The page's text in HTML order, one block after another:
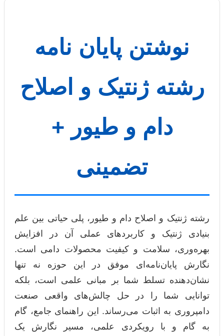
نوشتن پایان نامه
رشته ژنتیک و اصلاح
دام و طیور +
تضمینی
رشته ژنتیک و اصلاح دام و طیور، پلی حیاتی بین علم
بنیادی ژنتیک و کاربردهای عملی آن در افزایش
بهره‌وری، سلامت و کیفیت محصولات دامی است.
نگارش پایان‌نامه‌ای موفق در این حوزه نه تنها
نشان‌دهنده تسلط شما بر مبانی علمی است، بلکه
توانایی شما را در حل چالش‌های واقعی صنعت
دامپروری به اثبات می‌رساند. این راهنمای جامع، گام
به گام و با رویکردی علمی، مسیر نگارش یک